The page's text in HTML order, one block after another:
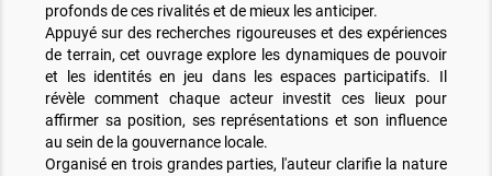
profonds de ces rivalités et de mieux les anticiper.
Appuyé sur des recherches rigoureuses et des expériences
de terrain, cet ouvrage explore les dynamiques de pouvoir
et les identités en jeu dans les espaces participatifs. Il
révèle comment chaque acteur investit ces lieux pour
affirmer sa position, ses représentations et son influence
au sein de la gouvernance locale.
Organisé en trois grandes parties, l'auteur clarifie la nature